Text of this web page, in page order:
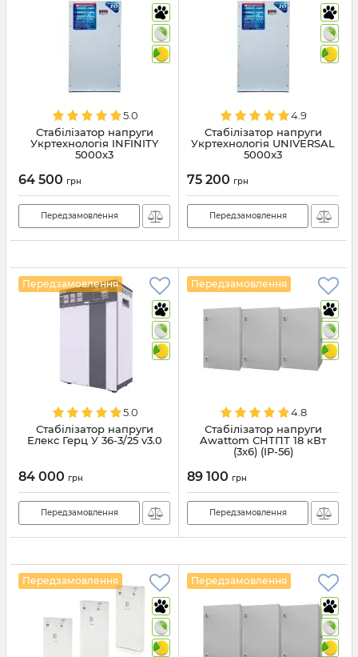
5.0
Стабілізатор напруги
Укртехнологія INFINITY
5000х3
64 500 грн
Передзамовлення
4.9
Стабілізатор напруги
Укртехнологія UNIVERSAL
5000x3
75 200 грн
Передзамовлення
Передзамовлення
5.0
Стабілізатор напруги
Елекс Герц У 36-3/25 v3.0
84 000 грн
Передзамовлення
Передзамовлення
4.8
Стабілізатор напруги
Awattom СНТПТ 18 кВт
(3х6) (IP-56)
89 100 грн
Передзамовлення
Передзамовлення Передзамовлення